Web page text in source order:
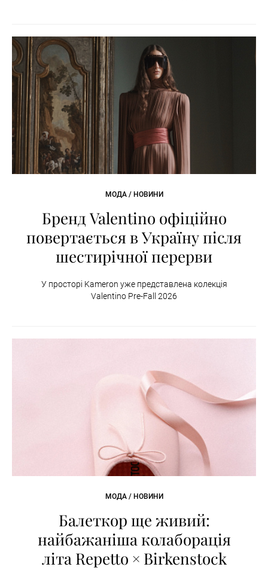
МОДА / НОВИНИ
Бренд Valentino офіційно
повертається в Україну після
шестирічної перерви
У просторі Kameron уже представлена колекція
Valentino Pre-Fall 2026
МОДА / НОВИНИ
Балеткор ще живий:
найбажаніша колаборація
літа Repetto × Birkenstock